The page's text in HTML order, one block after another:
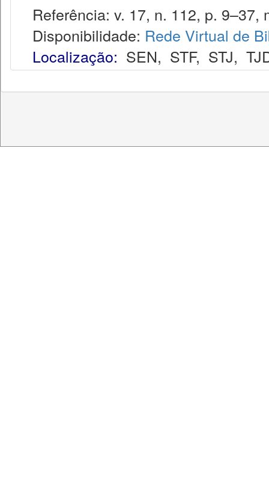
Referência: v. 17, n. 112, p. 9–37,
Disponibilidade: Rede Virtual de
Localização: SEN, STF, STJ,